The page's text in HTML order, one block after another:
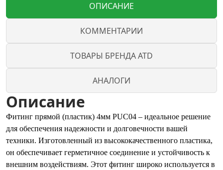
ОПИСАНИЕ
КОММЕНТАРИИ
ТОВАРЫ БРЕНДА ATD
АНАЛОГИ
Описание
Фитинг прямой (пластик) 4мм PUC04 – идеальное решение
для обеспечения надежности и долговечности вашей
техники. Изготовленный из высококачественного пластика,
он обеспечивает герметичное соединение и устойчивость к
внешним воздействиям. Этот фитинг широко используется в